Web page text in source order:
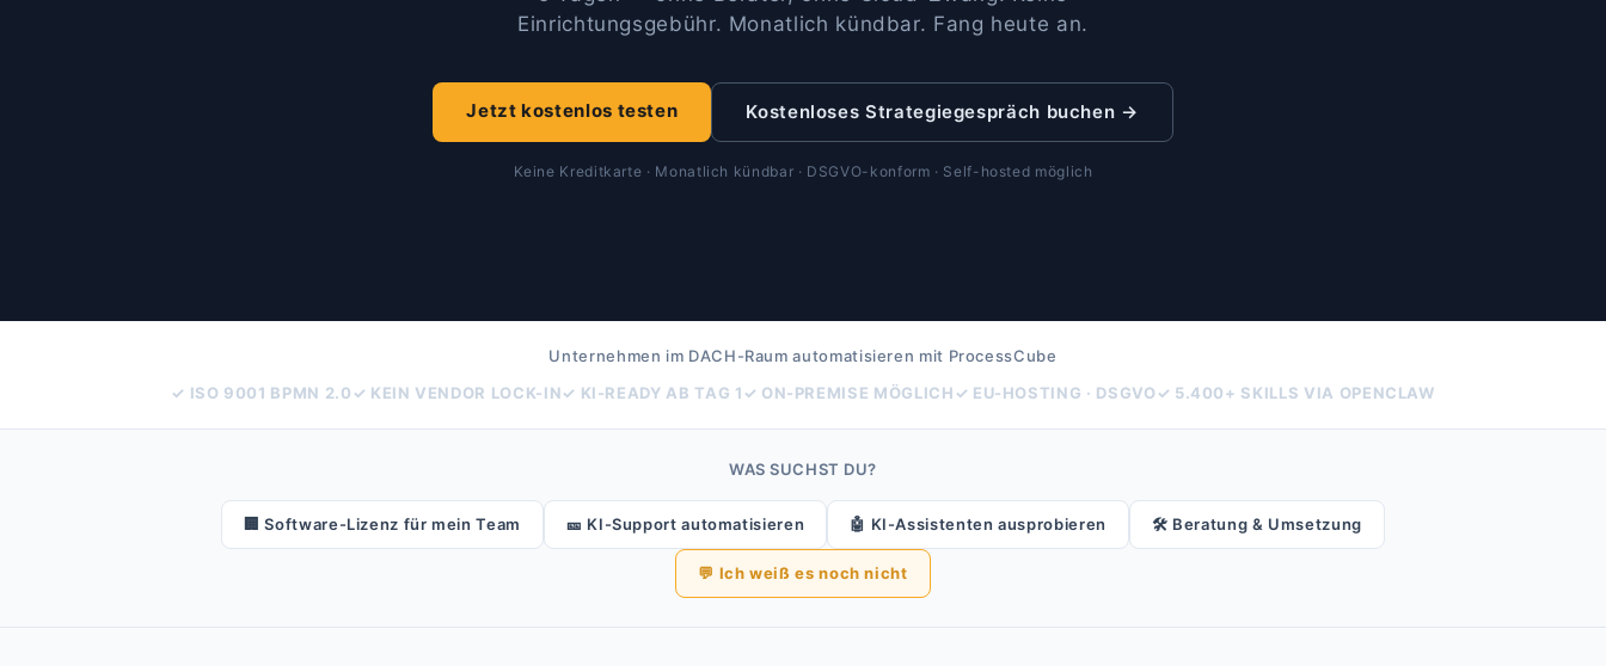
Einrichtungsgebühr. Monatlich kündbar. Fang heute an.
Jetzt kostenlos testen Kostenloses Strategiegespräch buchen →
Keine Kreditkarte · Monatlich kündbar · DSGVO-konform · Self-hosted möglich
Unternehmen im DACH-Raum automatisieren mit ProcessCube
✓ ISO 9001 BPMN 2.0 ✓ KEIN VENDOR LOCK-IN✓ KI-READY AB TAG 1 ✓ ON-PREMISE MÖGLICH ✓ EU-HOSTING · DSGVO✓ 5.400+ SKILLS VIA OPENCLAW
WAS SUCHST DU?
🏢Software-Lizenz für mein Team 🎫 KI-Support automatisieren 🤖 KI-Assistenten ausprobieren 🛠 Beratung & Umsetzung
💬 Ich weiß es noch nicht